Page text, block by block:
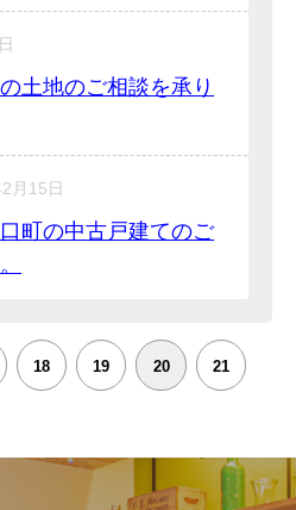
土地のご相談を承り
月15日
町の中古戸建てのご
18 19 20 21